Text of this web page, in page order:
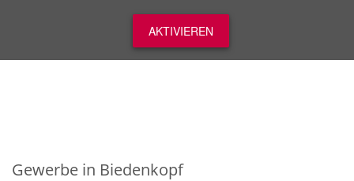
AKTIVIEREN
Gewerbe in Biedenkopf